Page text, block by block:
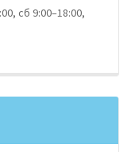
сб 9:00–18:00,